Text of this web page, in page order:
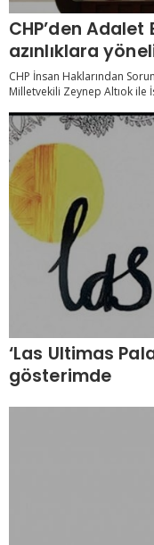
CHP’den Adalet
azınlıklara
hassasiyet
CHP İnsan Haklarından
Milletvekili Zeynep Altıok ile
‘Las Ultimas
gösterimde